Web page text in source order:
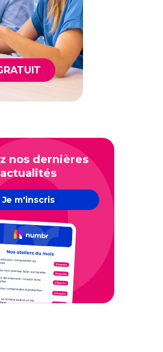
nos dernières
actualités
Je m'inscris